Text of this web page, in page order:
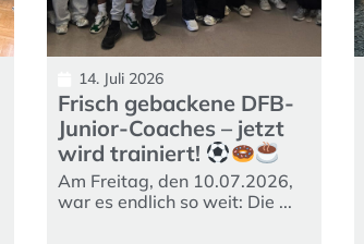
14. Juli 2026
Frisch gebackene DFB-
Junior-Coaches – jetzt
wird trainiert!
Am Freitag, den 10.07.2026,
war es endlich so weit: Die ...